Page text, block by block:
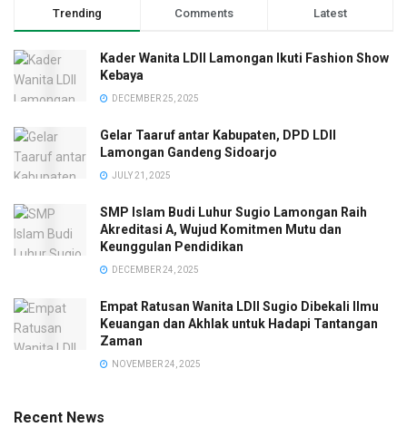
Trending Comments Latest
Kader Wanita LDII Lamongan Ikuti Fashion Show
Kebaya
DECEMBER 25, 2025
Gelar Taaruf antar Kabupaten, DPD LDII
Lamongan Gandeng Sidoarjo
JULY 21, 2025
SMP Islam Budi Luhur Sugio Lamongan Raih
Akreditasi A, Wujud Komitmen Mutu dan
Keunggulan Pendidikan
DECEMBER 24, 2025
Empat Ratusan Wanita LDII Sugio Dibekali Ilmu
Keuangan dan Akhlak untuk Hadapi Tantangan
Zaman
NOVEMBER 24, 2025
Recent News